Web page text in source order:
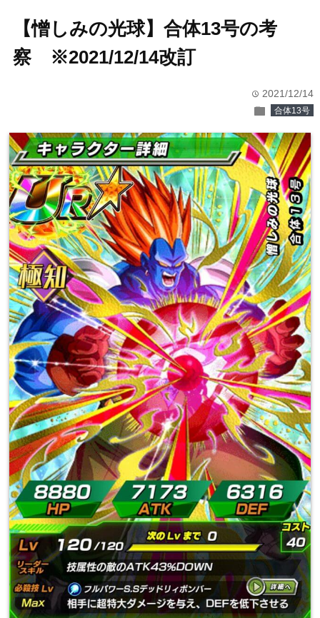
【憎しみの光球】合体13号の考
察 ※2021/12/14改訂
time 2021/12/14
folder 合体13号